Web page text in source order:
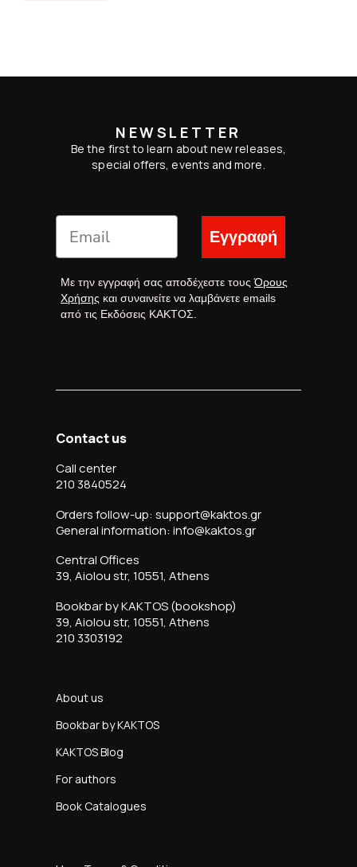
NEWSLETTER
Be the first to learn about new releases,
special offers, events and more.
Εγγραφή
Με την εγγραφή σας αποδέχεστε τουςΌρους
Χρήσης και συναινείτε να λαμβάνετε emails
από τις Εκδόσεις ΚΑΚΤΟΣ.
Contact us
Call center
210 3840524
Orders follow-up: support@kaktos.gr
General information: info@kaktos.gr
Central Offices
39, Aiolou str, 10551, Athens
Bookbar by KAKTOS (bookshop)
39, Aiolou str, 10551, Athens
210 3303192
About us
Bookbar by KAKTOS
KAKTOS Blog
For authors
Book Catalogues